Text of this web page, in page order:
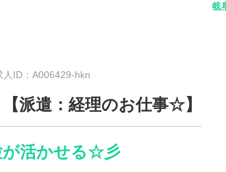
岐
人ID：A006429-hkn
【派遣：経理のお仕事☆】
が活かせる☆彡